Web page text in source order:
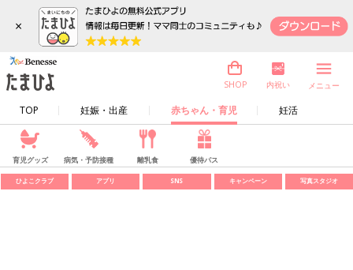
×
TOP 妊娠・出産 赤ちゃん・育児 妊活
SHOP 内祝い メニュー
育児グッズ 病気・予防接種 離乳食 優待パス
ひよこクラブ アプリ SNS キャンペーン 写真スタジオ